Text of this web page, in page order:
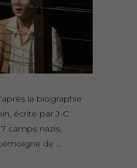
la biographie
écrite par J-C
camps nazis,
de